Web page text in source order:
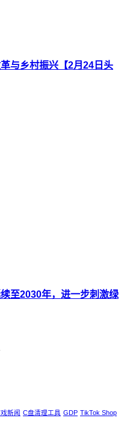
与乡村振兴【2月24日头
至2030年，进一步刺激绿
新闻 C盘清理工具 GDP TikTok Shop